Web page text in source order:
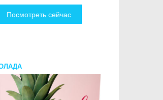
Посмотреть сейчас